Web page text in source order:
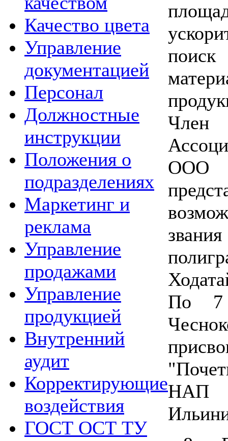
Качество цвета
Управление
документацией
Персонал
Должностные
инструкции
Положения о
подразделениях
Маркетинг и
реклама
Управление
продажами
Управление
продукцией
Внутренний
аудит
Корректирующие
воздействия
ГОСТ ОСТ ТУ
ООО
По 7
НАП -